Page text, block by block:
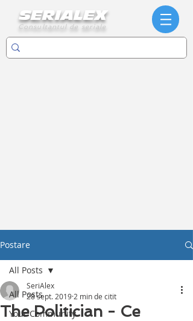
SERIALEX
Consultantul de seriale
Postare
All Posts
Your Community
All Posts
The Politician - Ce
SeriAlex
28 sept. 2019 2 min de citit